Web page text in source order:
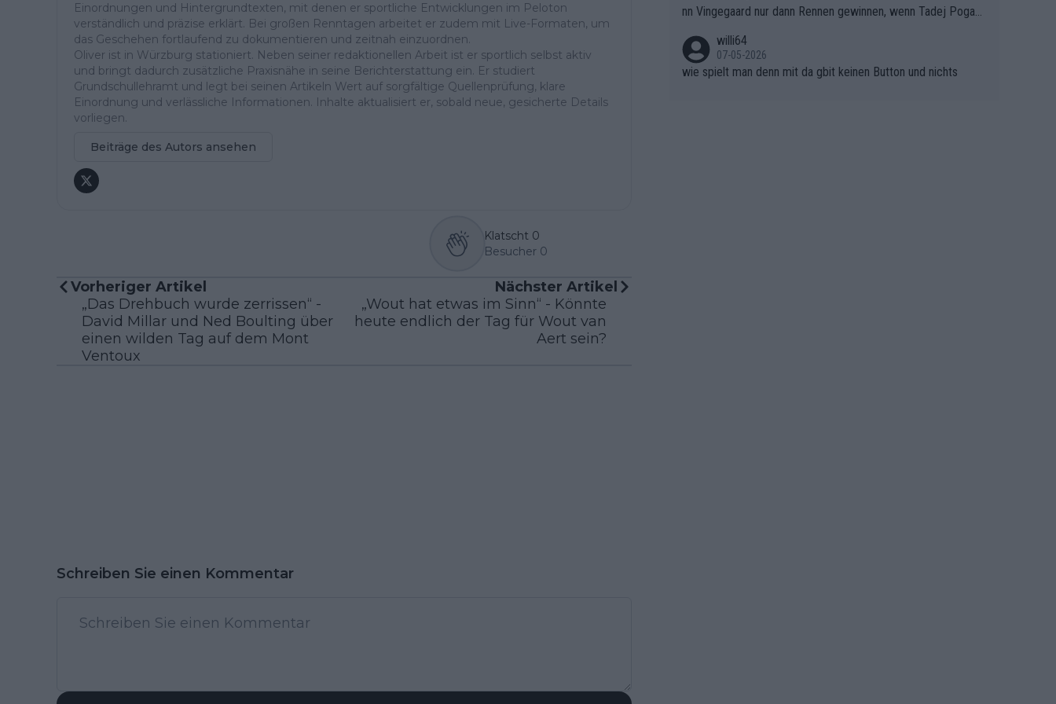
Einordnungen und Hintergrundtexten, mit denen er sportliche Entwicklungen im Peloton
verständlich und präzise erklärt. Bei großen Renntagen arbeitet er zudem mit Live-Formaten, um
das Geschehen fortlaufend zu dokumentieren und zeitnah einzuordnen.
Oliver ist in Würzburg stationiert. Neben seiner redaktionellen Arbeit ist er sportlich selbst aktiv
und bringt dadurch zusätzliche Praxisnähe in seine Berichterstattung ein. Er studiert
Grundschullehramt und legt bei seinen Artikeln Wert auf sorgfältige Quellenprüfung, klare
Einordnung und verlässliche Informationen. Inhalte aktualisiert er, sobald neue, gesicherte Details
vorliegen.
Beiträge des Autors ansehen
Klatscht 0
Besucher 0
Vorheriger Artikel
„Das Drehbuch wurde zerrissen“ -
David Millar und Ned Boulting über
einen wilden Tag auf dem Mont
Ventoux
Nächster Artikel
„Wout hat etwas im Sinn“ - Könnte
heute endlich der Tag für Wout van
Aert sein?
Schreiben Sie einen Kommentar
berwasser, aber SD Worx und Vollering müssen jetzt All-In ge
hen. (gregmann)
nn Vingegaard nur dann Rennen gewinnen, wenn Tadej Pogaca
willi64
07-05-2026
wie spielt man denn mit da gbit keinen Button und nichts